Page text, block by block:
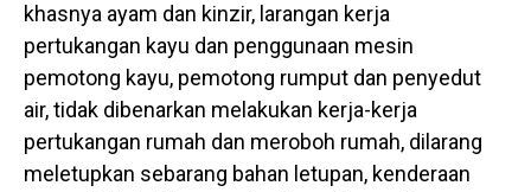
khasnya ayam dan kinzir, larangan kerja
pertukangan kayu dan penggunaan mesin
pemotong kayu, pemotong rumput dan penyedut
air, tidak dibenarkan melakukan kerja-kerja
pertukangan rumah dan meroboh rumah, dilarang
meletupkan sebarang bahan letupan, kenderaan